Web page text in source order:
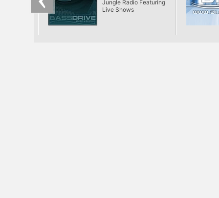
Jungle Radio Featuring
Live Shows